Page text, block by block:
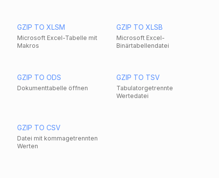
GZIP TO XLSM
Microsoft Excel-Tabelle mit
Makros
GZIP TO XLSB
Microsoft Excel-
Binärtabellendatei
GZIP TO ODS
Dokumenttabelle öffnen
GZIP TO TSV
Tabulatorgetrennte
Wertedatei
GZIP TO CSV
Datei mit kommagetrennten
Werten